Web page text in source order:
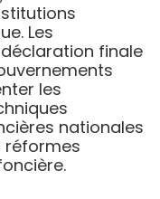
Les
finale
les
nationales